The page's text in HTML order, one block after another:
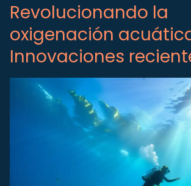
Revolucionando la
oxigenación
Innovaciones